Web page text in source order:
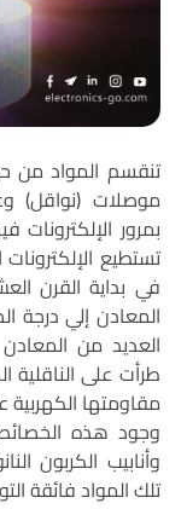
تنقسم المواد من
موصلات (نواقل)
بمرور
تستطيع
في بداية القرن
المعادن إلي درجة
العديد من
طرأت على الناقلية
مقاومتها
وجود هذه الخصائص
وأنابيب الكربون
تلك المواد فائقة